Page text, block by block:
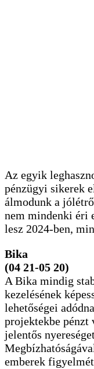
Az egyik
pénzügyi sikerek
álmodunk a
nem mindenki éri
lesz 2024-ben,
Bika
(04 21-05 20)
A Bika mindig
kezelésének
lehetőségei
projektekbe pénzt
jelentős
emberek